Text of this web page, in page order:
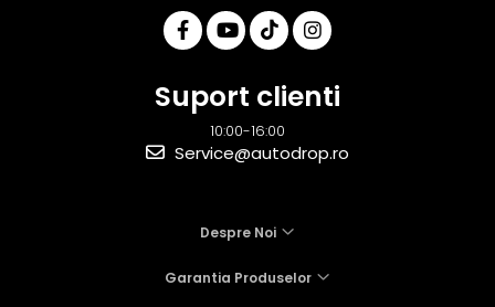
Suport clienti
10:00-16:00
Service@autodrop.ro
Despre Noi
Garantia Produselor